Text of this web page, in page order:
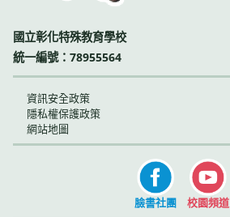
國立彰化特殊教育學校
統一編號：78955564
資訊安全政策
隱私權保護政策
網站地圖
臉書社團 校園頻道